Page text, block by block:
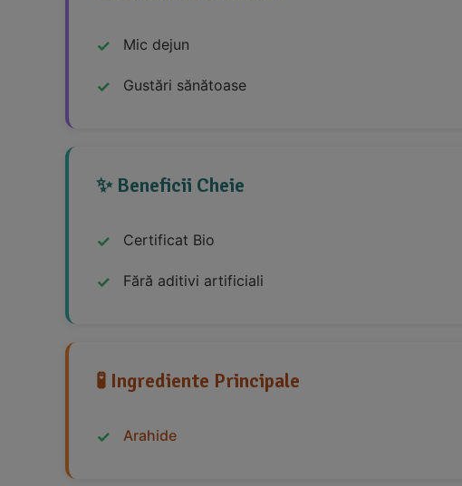
Mic dejun
Gustări sănătoase
✨ Beneficii Cheie
Certificat Bio
Fără aditivi artificiali
🧪 Ingrediente Principale
Arahide